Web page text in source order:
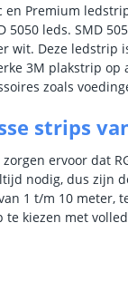
en Premium
5050 leds. SMD
wit. Deze ledstrip
3M plakstrip
zoals
strips
ervoor dat
nodig, dus zijn
1 t/m 10 meter,
te kiezen met